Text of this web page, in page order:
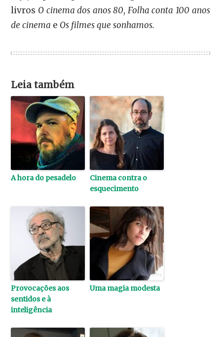
livros O cinema dos anos 80, Folha conta 100 anos
de cinema e Os filmes que sonhamos.
Leia também
A hora do pesadelo
Cinema contra o
esquecimento
Provocações aos
sentidos e à
inteligência
Uma magia modesta